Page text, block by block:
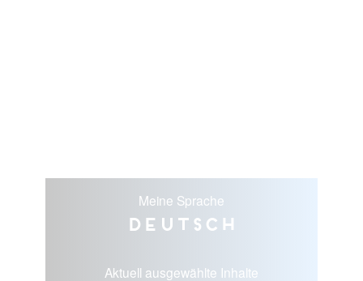
Meine Sprache
Deutsch
Aktuell ausgewählte Inhalte